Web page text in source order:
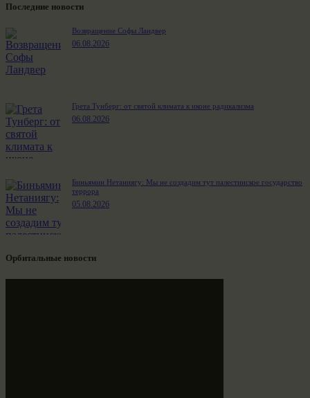
Последние новости
Возвращение Софы Ландвер
06.08.2026
Грета Тунберг: от святой климата к иконе радикализма
06.08.2026
Биньямин Нетаниягу: Мы не создадим тут палестинское государство
террора
05.08.2026
Орбитальные новости